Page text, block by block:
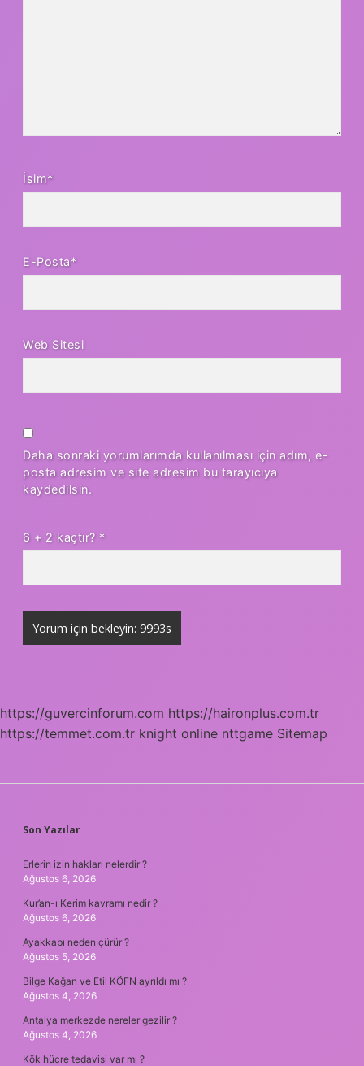
İsim*
E-Posta*
Web Sitesi
Daha sonraki yorumlarımda kullanılması için adım, e-
posta adresim ve site adresim bu tarayıcıya
kaydedilsin.
6 + 2 kaçtır? *
https://guvercinforum.com https://haironplus.com.tr
https://temmet.com.tr knight online nttgame Sitemap
SIDEBAR
Son Yazılar
Erlerin izin hakları nelerdir ?
Ağustos 6, 2026
Kur’an-ı Kerim kavramı nedir ?
Ağustos 6, 2026
Ayakkabı neden çürür ?
Ağustos 5, 2026
Bilge Kağan ve Etil KÖFN ayrıldı mı ?
Ağustos 4, 2026
Antalya merkezde nereler gezilir ?
Ağustos 4, 2026
Kök hücre tedavisi var mı ?